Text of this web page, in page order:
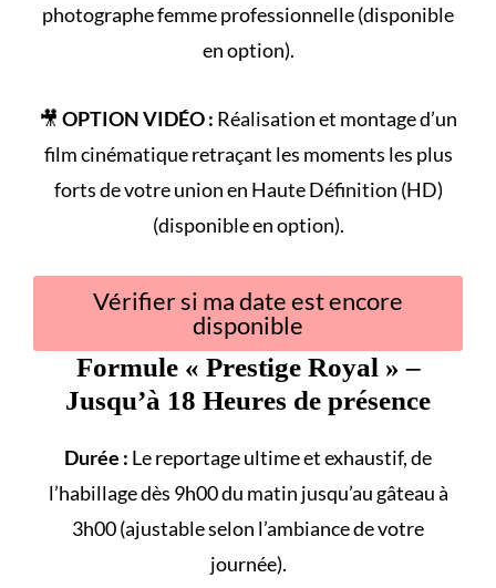
photographe femme professionnelle (disponible
en option).
🎥 OPTION VIDÉO : Réalisation et montage d’un
film cinématique retraçant les moments les plus
fortsde votre union en Haute Définition (HD)
(disponible en option).
Vérifier si ma date est encore
disponible
Formule « Prestige Royal » –
Jusqu’à 18 Heures de présence
Durée : Le reportage ultime et exhaustif, de
l’habillage dès 9h00 du matin jusqu’au gâteau à
3h00 (ajustable selon l’ambiance de votre
journée).